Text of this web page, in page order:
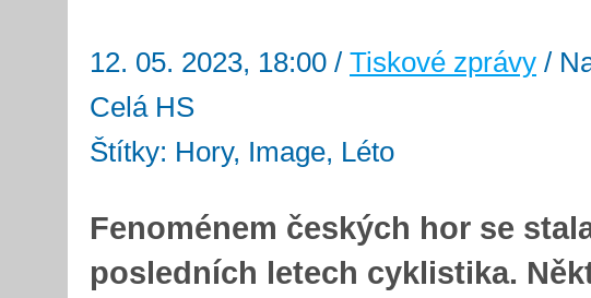
12. 05. 2023, 18:00 / Tiskové zprávy /
Celá HS
Štítky: Hory, Image, Léto
Fenoménem českých hor se
posledních letech cyklistika.